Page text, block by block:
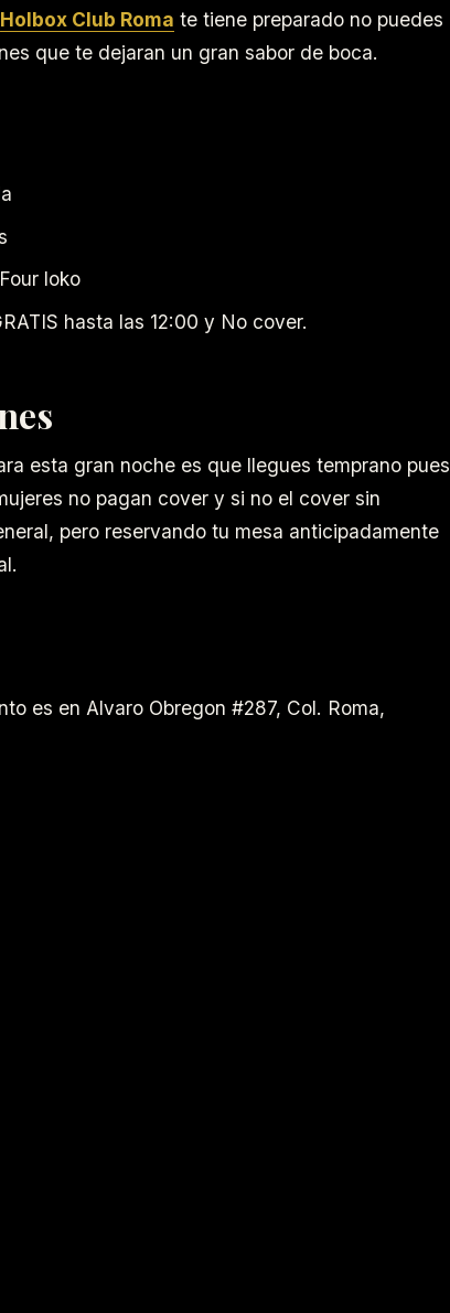
Holbox Club Roma te tiene preparado no puedes
que te dejaran un gran sabor de boca.
loko
hasta las 12:00 y No cover.
esta gran noche es que llegues temprano pues
no pagan cover y si no el cover sin
pero reservando tu mesa anticipadamente
es en Alvaro Obregon #287, Col. Roma,